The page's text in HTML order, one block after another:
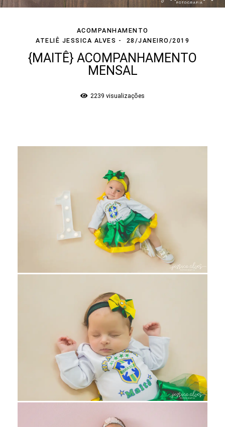
ACOMPANHAMENTO
ATELIÊ JESSICA ALVES
28/JANEIRO/2019
{MAITÊ} ACOMPANHAMENTO
MENSAL
2239 visualizações